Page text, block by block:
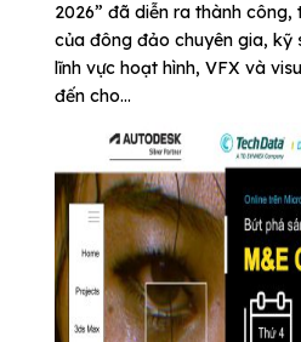
2026” đã diễn ra thành công,
của đông đảo chuyên gia, kỹ
lĩnh vực hoạt hình, VFX và
đến cho...